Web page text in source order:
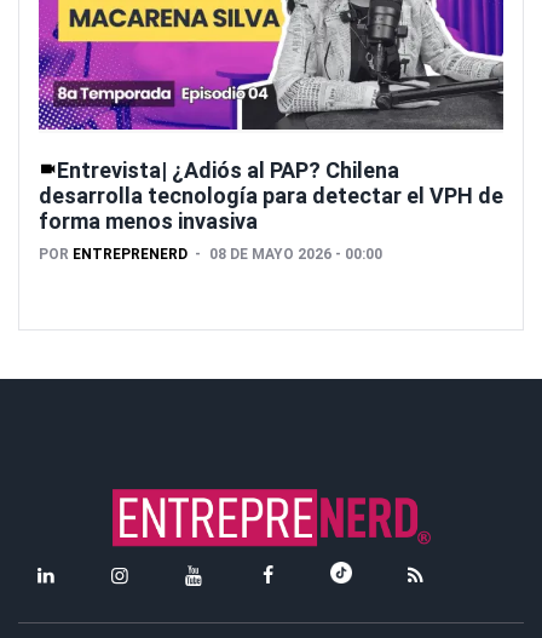
Entrevista| ¿Adiós al PAP? Chilena
desarrolla tecnología para detectar el VPH de
forma menos invasiva
POR ENTREPRENERD 08 DE MAYO 2026 - 00:00